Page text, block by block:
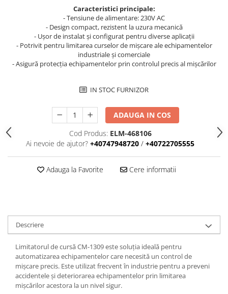
Cofrete, dulapuri și doze
Cofrete de plastic și accesorii
Coftere metalice și accesorii
Iluminat de Siguranță
Lumini exterioare
Lămpi și componente
Montaj pe acoperis
Electric
Piese de adaptare
Prize, întrerupătoare, detectoare
Caracteristici principale:
- Tensiune de alimentare: 230V AC
- Design compact, rezistent la uzura mecanică
- Ușor de instalat și configurat pentru diverse aplicații
- Potrivit pentru limitarea curselor de mișcare ale echipamentelor
industriale și comerciale
- Asigură protecția echipamentelor prin controlul precis al mișcărilor
IN STOC FURNIZOR
ADAUGA IN COS
Cod Produs: ELM-468106
Ai nevoie de ajutor? +40747948720 / +40722705555
Adauga la Favorite Cere informatii
Descriere
Limitatorul de cursă CM-1309 este soluția ideală pentru
automatizarea echipamentelor care necesită un control de
mișcare precis. Este utilizat frecvent în industrie pentru a preveni
accidentele și deteriorarea echipamentelor prin limitarea
mișcărilor acestora la un nivel sigur.